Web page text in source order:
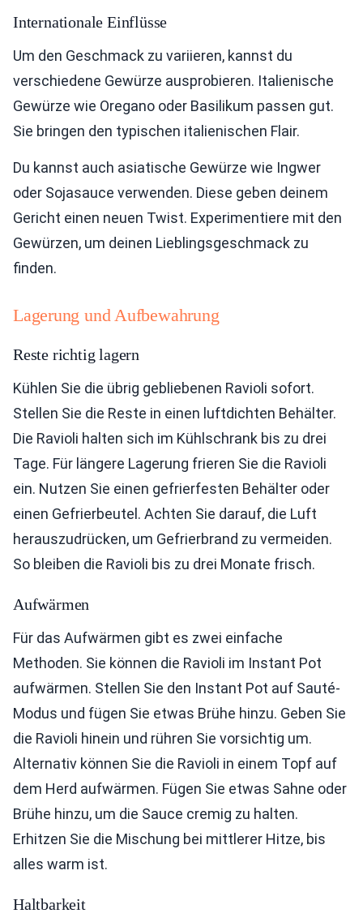
Internationale Einflüsse
Um den Geschmack zu variieren, kannst du
verschiedene Gewürze ausprobieren. Italienische
Gewürze wie Oregano oder Basilikum passen gut.
Sie bringen den typischen italienischen Flair.
Du kannst auch asiatische Gewürze wie Ingwer
oder Sojasauce verwenden. Diese geben deinem
Gericht einen neuen Twist. Experimentiere mit den
Gewürzen, um deinen Lieblingsgeschmack zu
finden.
Lagerung und Aufbewahrung
Reste richtig lagern
Kühlen Sie die übrig gebliebenen Ravioli sofort.
Stellen Sie die Reste in einen luftdichten Behälter.
Die Ravioli halten sich im Kühlschrank bis zu drei
Tage. Für längere Lagerung frieren Sie die Ravioli
ein. Nutzen Sie einen gefrierfesten Behälter oder
einen Gefrierbeutel. Achten Sie darauf, die Luft
herauszudrücken, um Gefrierbrand zu vermeiden.
So bleiben die Ravioli bis zu drei Monate frisch.
Aufwärmen
Für das Aufwärmen gibt es zwei einfache
Methoden. Sie können die Ravioli im Instant Pot
aufwärmen. Stellen Sie den Instant Pot auf Sauté-
Modus und fügen Sie etwas Brühe hinzu. Geben Sie
die Ravioli hinein und rühren Sie vorsichtig um.
Alternativ können Sie die Ravioli in einem Topf auf
dem Herd aufwärmen. Fügen Sie etwas Sahne oder
Brühe hinzu, um die Sauce cremig zu halten.
Erhitzen Sie die Mischung bei mittlerer Hitze, bis
alles warm ist.
Haltbarkeit